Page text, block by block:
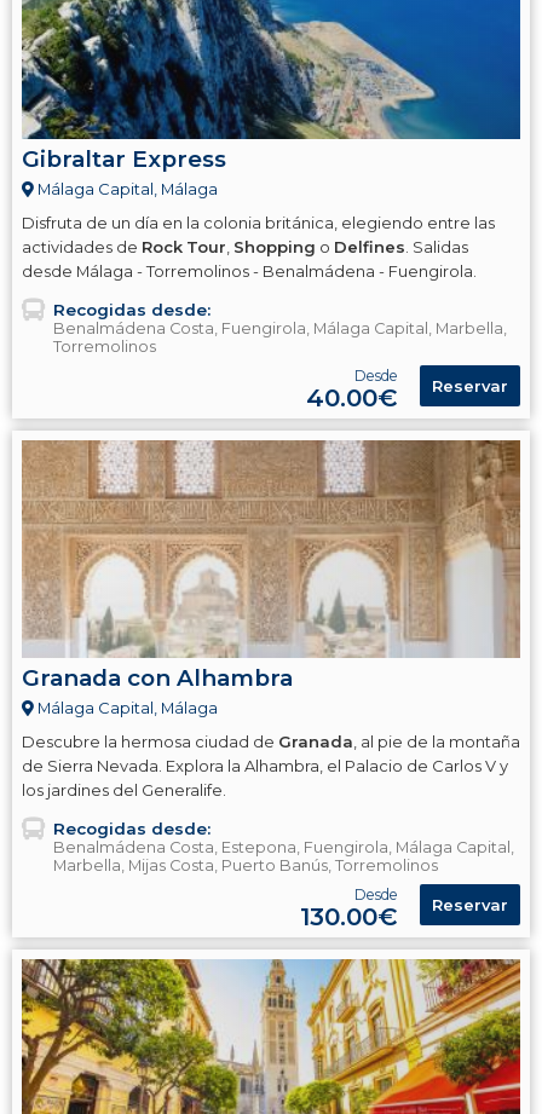
Gibraltar Express
Málaga Capital, Málaga
Disfruta de un día en la colonia británica, elegiendo entre las
actividades de Rock Tour Shopping o Delfines . Salidas
desde Málaga - Torremolinos - Benalmádena - Fuengirola.
Recogidas desde:
Benalmádena Costa, Fuengirola, Málaga Capital, Marbella,
Torremolinos
Desde
40.00€ Reservar
Granada con Alhambra
Málaga Capital, Málaga
Descubre la hermosa ciudad de Granada , al pie de la montaña
de Sierra Nevada. Explora la Alhambra, el Palacio de Carlos V y
los jardines del Generalife.
Recogidas desde:
Benalmádena Costa, Estepona, Fuengirola, Málaga Capital,
Marbella, Mijas Costa, Puerto Banús, Torremolinos
Desde
130.00€ Reservar